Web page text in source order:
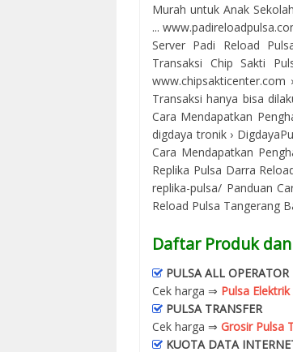
Murah untuk Anak
...
Server Padi Reload
Transaksi Chip Sakti
Transaksi hanya bisa
Cara Mendapatkan
digdaya tronik ›
Cara Mendapatkan
Replika Pulsa Darra
replika-pulsa/ Panduan
Reload Pulsa Tangerang
Daftar Produk
PULSA ALL OPERATOR
Cek harga ⇒ Pulsa
PULSA TRANSFER
Cek harga ⇒ Grosir Pulsa
KUOTA DATA